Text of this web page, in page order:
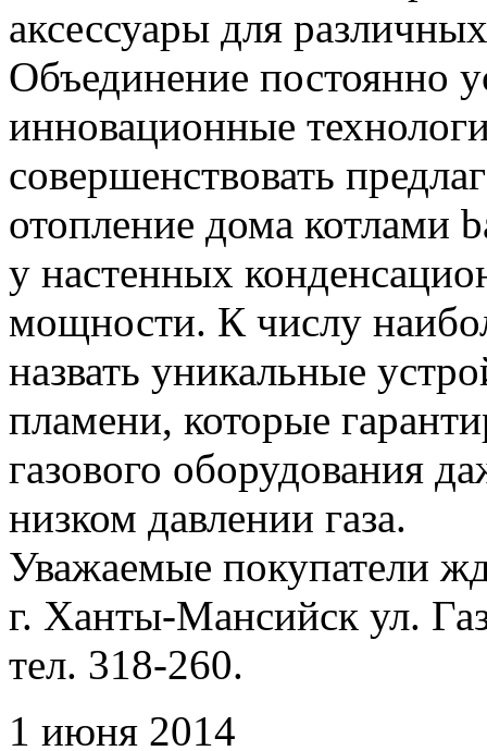
аксессуары для
Объединение постоянно
инновационные
совершенствовать
отопление дома котлами
у настенных
мощности. К числу
назвать уникальные
пламени, которые
газового оборудования
низком давлении газа.
Уважаемые покупатели
г. Ханты-Мансийск ул.
тел. 318-260.
1 июня 2014